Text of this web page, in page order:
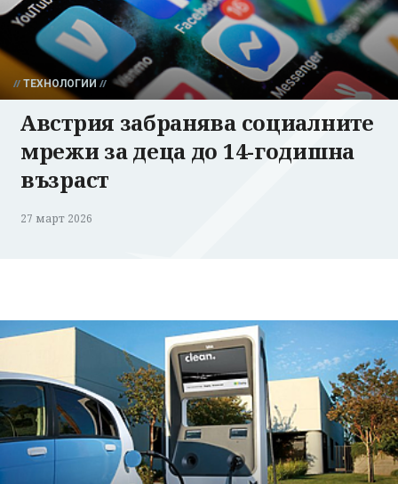
ТЕХНОЛОГИИ
Австрия забранява социалните
мрежи за деца до 14-годишна
възраст
27 март 2026